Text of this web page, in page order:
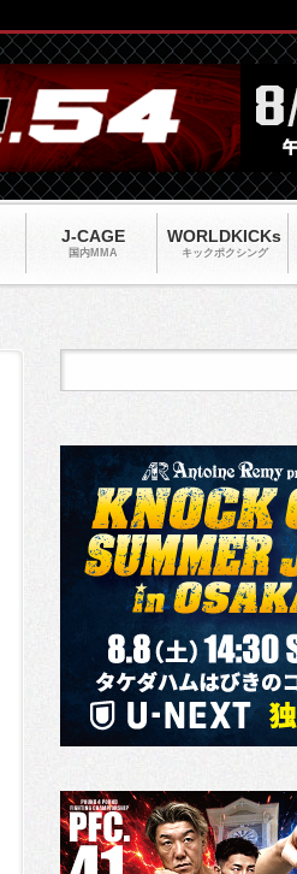
J-CAGE
国内MMA
WORLDKICKs
キックポクシング